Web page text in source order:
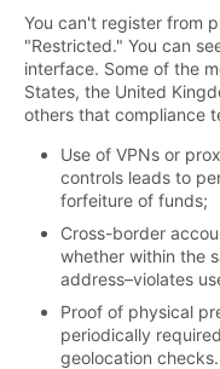
You can't register from
"Restricted." You can
interface. Some of the
States, the United
others that compliance
Use of VPNs or
controls leads to
forfeiture of funds;
Cross-border
whether within the
address–violates
Proof of physical
periodically
geolocation checks.